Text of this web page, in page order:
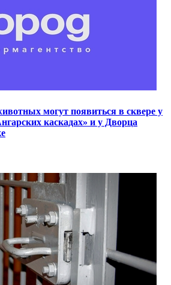
могут появиться в сквере у
каскадах» и у Дворца